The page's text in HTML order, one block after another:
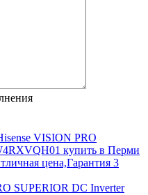
SUPERIOR DC Inverter